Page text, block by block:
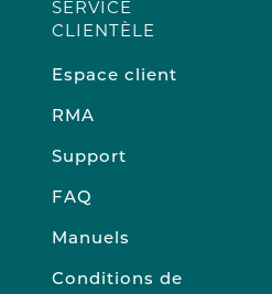
SERVICE
CLIENTÈLE
Espace client
RMA
Support
FAQ
Manuels
Conditions de